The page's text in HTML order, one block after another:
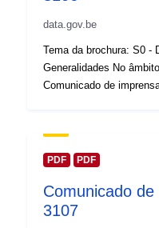
Zakres czasowy:
data.gov.be
Tema da brochura: S0 -
Generalidades No
Comunicado de
PDF PDF
Comunicado
3107